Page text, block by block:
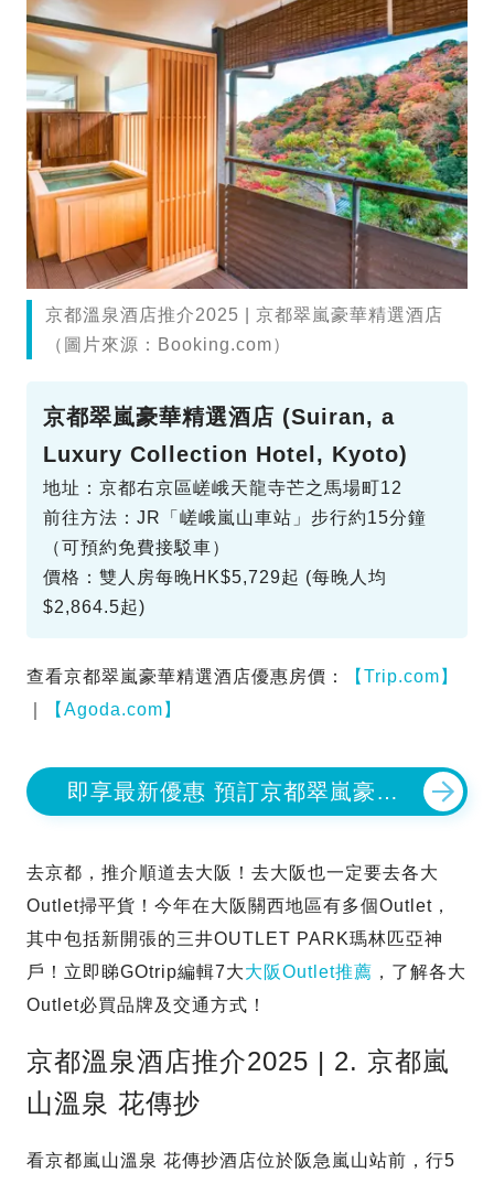
京都溫泉酒店推介2025 | 京都翠嵐豪華精選酒店
（圖片來源：Booking.com）
京都翠嵐豪華精選酒店 (Suiran, a
Luxury Collection Hotel, Kyoto)
地址：京都右京區嵯峨天龍寺芒之馬場町12
前往方法：JR「嵯峨嵐山車站」步行約15分鐘
（可預約免費接駁車）
價格：雙人房每晚HK$5,729起 (每晚人均
$2,864.5起)
查看京都翠嵐豪華精選酒店優惠房價：
【Trip.com】
【Agoda.com】
即享最新優惠 預訂京都翠嵐豪華
精選酒店
去京都，推介順道去大阪！去大阪也一定要去各大
Outlet掃平貨！今年在大阪關西地區有多個Outlet，
其中包括新開張的三井OUTLET PARK瑪林匹亞神
戶！立即睇GOtrip編輯7大大阪Outlet推薦 ，了解各大
Outlet必買品牌及交通方式！
京都溫泉酒店推介2025 | 2. 京都嵐
山溫泉 花傳抄
看京都嵐山溫泉 花傳抄酒店位於阪急嵐山站前，行5